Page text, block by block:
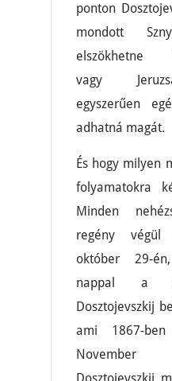
ponton
mondott
elszökhetne
vagy
egyszerűen
adhatná magát.
És hogy milyen
folyamatokra
Minden
regény végül
október 29-
nappal a
Dosztojevszkij
ami 1867-